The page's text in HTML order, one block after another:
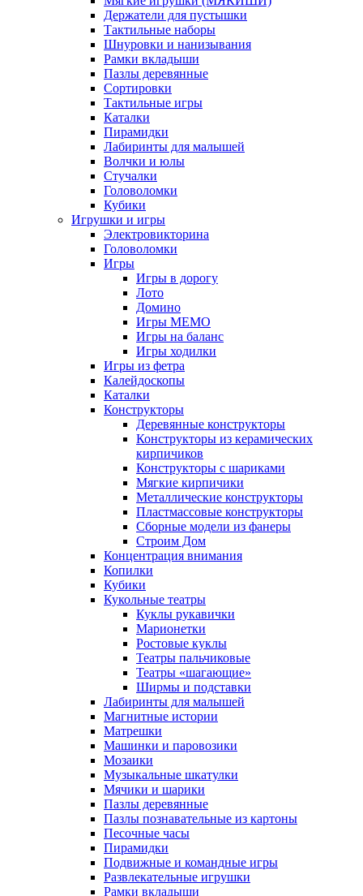
Держатели для пустышки
Тактильные наборы
Шнуровки и нанизывания
Рамки вкладыши
Пазлы деревянные
Сортировки
Тактильные игры
Каталки
Пирамидки
Лабиринты для малышей
Волчки и юлы
Стучалки
Головоломки
Кубики
Игрушки и игры
Электровикторина
Головоломки
Игры
Игры в дорогу
Лото
Домино
Игры МЕМО
Игры на баланс
Игры ходилки
Игры из фетра
Калейдоскопы
Каталки
Конструкторы
Деревянные конструкторы
Конструкторы из керамических
кирпичиков
Конструкторы с шариками
Мягкие кирпичики
Металлические конструкторы
Пластмассовые конструкторы
Сборные модели из фанеры
Строим Дом
Концентрация внимания
Копилки
Кубики
Кукольные театры
Куклы рукавички
Марионетки
Ростовые куклы
Театры пальчиковые
Театры «шагающие»
Ширмы и подставки
Лабиринты для малышей
Магнитные истории
Матрешки
Машинки и паровозики
Мозаики
Музыкальные шкатулки
Мячики и шарики
Пазлы деревянные
Пазлы познавательные из картоны
Песочные часы
Пирамидки
Подвижные и командные игры
Развлекательные игрушки
Рамки вкладыши